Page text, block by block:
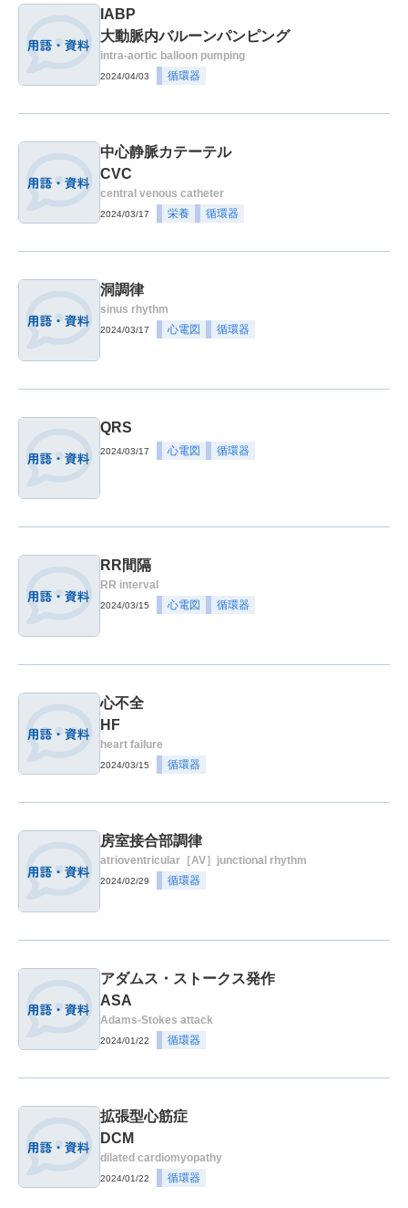
IABP
大動脈内バルーンパンピング
intra-aortic balloon pumping
2024/04/03 循環器
中心静脈カテーテル
CVC
central venous catheter
2024/03/17 栄養 循環器
洞調律
sinus rhythm
2024/03/17 心電図 循環器
QRS
2024/03/17 心電図 循環器
RR間隔
RR interval
2024/03/15 心電図 循環器
心不全
HF
heart failure
2024/03/15 循環器
房室接合部調律
atrioventricular［AV］junctional rhythm
2024/02/29 循環器
アダムス・ストークス発作
ASA
Adams-Stokes attack
2024/01/22 循環器
拡張型心筋症
DCM
dilated cardiomyopathy
2024/01/22 循環器